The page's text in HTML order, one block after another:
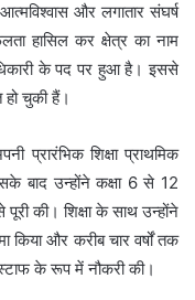
और लगातार संघर्ष
हासिल कर क्षेत्र का नाम
के पद पर हुआ है। इससे
हो चुकी हैं।
प्रारंभिक शिक्षा प्राथमिक
बाद उन्होंने कक्षा 6 से 12
पूरी की। शिक्षा के साथ उन्होंने
किया और करीब चार वर्षों तक
स्टाफ के रूप में नौकरी की।